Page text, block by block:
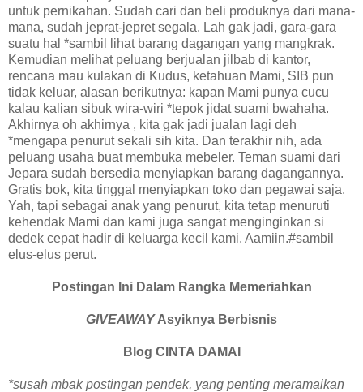
untuk pernikahan. Sudah cari dan beli produknya dari mana-
mana, sudah jeprat-jepret segala. Lah gak jadi, gara-gara
suatu hal *sambil lihat barang dagangan yang mangkrak.
Kemudian melihat peluang berjualan jilbab di kantor,
rencana mau kulakan di Kudus, ketahuan Mami, SIB pun
tidak keluar, alasan berikutnya: kapan Mami punya cucu
kalau kalian sibuk wira-wiri *tepok jidat suami bwahaha.
Akhirnya oh akhirnya , kita gak jadi jualan lagi deh
*mengapa penurut sekali sih kita. Dan terakhir nih, ada
peluang usaha buat membuka mebeler. Teman suami dari
Jepara sudah bersedia menyiapkan barang dagangannya.
Gratis bok, kita tinggal menyiapkan toko dan pegawai saja.
Yah, tapi sebagai anak yang penurut, kita tetap menuruti
kehendak Mami dan kami juga sangat menginginkan si
dedek cepat hadir di keluarga kecil kami. Aamiin.#sambil
elus-elus perut.
Postingan Ini Dalam Rangka Memeriahkan
GIVEAWAYAsyiknya Berbisnis
Blog CINTA DAMAI
*susah mbak postingan pendek, yang penting meramaikan